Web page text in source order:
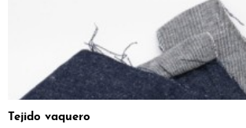
Tejido vaquero